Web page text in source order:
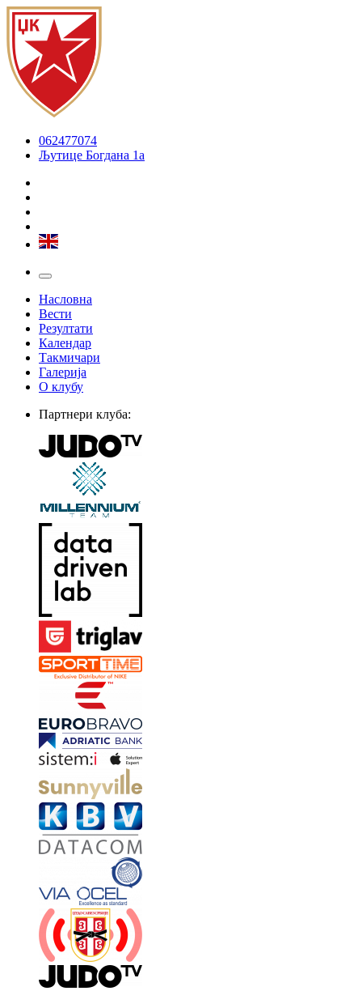
062477074
Љутице Богдана 1а
Насловна
Вести
Резултати
Календар
Такмичари
Галерија
О клубу
Партнери клуба: